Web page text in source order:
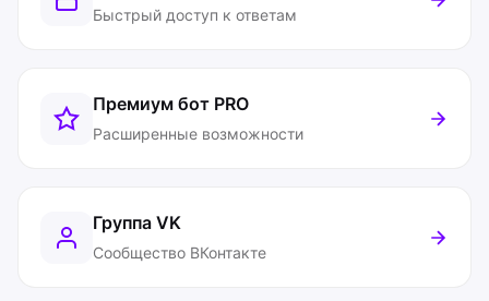
Быстрый доступ к ответам
Премиум бот PRO
Расширенные возможности
Группа VK
Сообщество ВКонтакте